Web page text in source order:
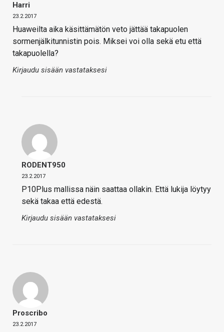
Harri
23.2.2017
Huaweilta aika käsittämätön veto jättää takapuolen
sormenjälkitunnistin pois. Miksei voi olla sekä etu että
takapuolella?
Kirjaudu sisään vastataksesi
RODENT950
23.2.2017
P10Plus mallissa näin saattaa ollakin. Että lukija löytyy
sekä takaa että edestä.
Kirjaudu sisään vastataksesi
Proscribo
23.2.2017